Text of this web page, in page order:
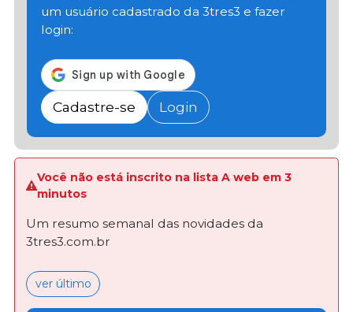
um usuário cadastrado da 3tres3 e fazer
login:
Cadastre-se Login
Você não está inscrito na lista A web em 3
minutos
Um resumo semanal das novidades da
3tres3.com.br
ver último